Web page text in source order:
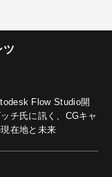
ツ
Flow Studio開
チ氏に訊く、CGキャ
在地と未来